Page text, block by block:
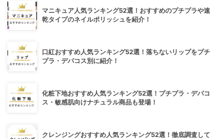
マニキュア人気ランキング52選！おすすめのプチプラや速
乾タイプのネイルポリッシュを紹介！
口紅おすすめ人気ランキング52選！落ちないリップをプチ
プラ・デパコス別に紹介！
化粧下地おすすめ人気ランキング52選！プチプラ・デパコ
ス・敏感肌向けナチュラル商品も登場！
クレンジングおすすめ人気ランキング52選！徹底調査して